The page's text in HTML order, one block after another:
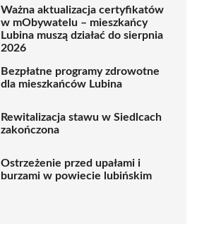
Ważna aktualizacja certyfikatów
w mObywatelu – mieszkańcy
Lubina muszą działać do sierpnia
2026
Bezpłatne programy zdrowotne
dla mieszkańców Lubina
Rewitalizacja stawu w Siedlcach
zakończona
Ostrzeżenie przed upałami i
burzami w powiecie lubińskim